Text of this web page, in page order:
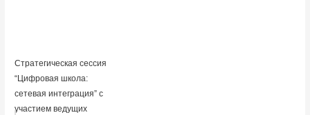
Cтратегическая сессия
“Цифровая школа:
сетевая интеграция” с
участием ведущих